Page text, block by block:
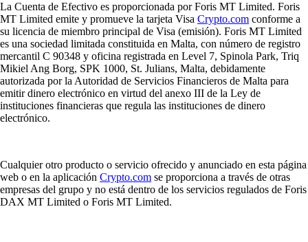
La Cuenta de Efectivo es proporcionada por Foris MT Limited. Foris
MT Limited emite y promueve la tarjeta Visa Crypto.com conforme a
su licencia de miembro principal de Visa (emisión). Foris MT Limited
es una sociedad limitada constituida en Malta, con número de registro
mercantil C 90348 y oficina registrada en Level 7, Spinola Park, Triq
Mikiel Ang Borg, SPK 1000, St. Julians, Malta, debidamente
autorizada por la Autoridad de Servicios Financieros de Malta para
emitir dinero electrónico en virtud del anexo III de la Ley de
instituciones financieras que regula las instituciones de dinero
electrónico.
Cualquier otro producto o servicio ofrecido y anunciado en esta página
web o en la aplicación Crypto.com se proporciona a través de otras
empresas del grupo y no está dentro de los servicios regulados de Foris
DAX MT Limited o Foris MT Limited.